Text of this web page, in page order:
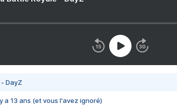
DayZ
a 13 ans (et vous l'avez ignoré)